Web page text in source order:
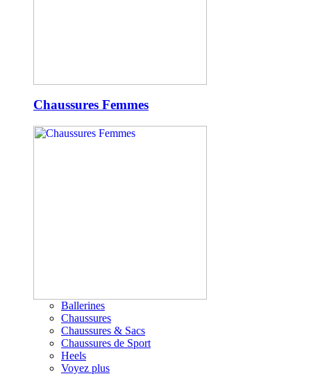
Chaussures Femmes
Ballerines
Chaussures
Chaussures & Sacs
Chaussures de Sport
Heels
Voyez plus